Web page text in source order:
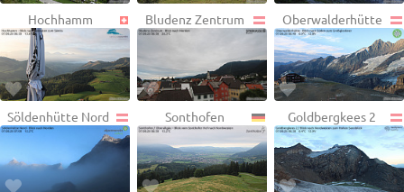
Hochhamm Bludenz Zentrum Oberwalderhütte
Söldenhütte Nord Sonthofen Goldbergkees 2